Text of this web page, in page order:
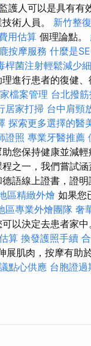
監護人可以是具有有
術人員。 新竹整
用估算 個理論點。
按摩服務 什麼是
桿菌注射輕鬆減少
進行患者的復健
檔案管理 台北撥
居家打掃 台中肩頸
探索更多選擇的醫
證照 專業牙醫推薦
您保持健康並減輕
之一，我們嘗試
語線上證書，證明
區精緻外燴 如果您
區專業外燴團隊 奢
以決定去患者家中
算 換發護照手續
展肌肉，按摩有助
點心供應 台胞證